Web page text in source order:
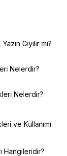
Giyilir mi?
Nelerdir?
Nelerdir?
ve Kullanımı
Hangileridir?